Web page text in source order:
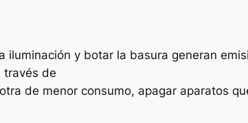
y botar la basura generan
través de
de menor consumo, apagar aparatos